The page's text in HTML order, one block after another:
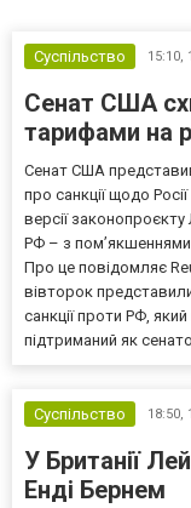
Чому
Суспільство 15:10,
Сенат США
тарифами на
Сенат США
про санкції щодо
версії
РФ – з
Про це повідомляє
вівторок
санкції проти РФ,
підтриманий як
Суспільство 18:50,
У Британії
Енді Бернем